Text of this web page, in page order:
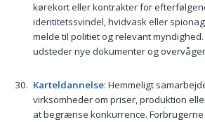
kørekort eller kontrakter for
identitetssvindel, hvidvask eller
melde til politiet og relevant
udsteder nye dokumenter og
Karteldannelse: Hemmeligt
virksomheder om priser, produktion
at begrænse konkurrence.